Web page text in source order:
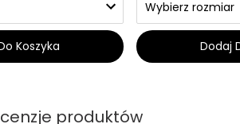
Koszyka Dodaj
produktów